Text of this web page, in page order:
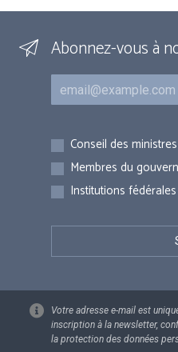
Abonnez-vous à
Courriel
Inscriptions
Conseil des ministres
Membres du
Institutions fédérales
Votre adresse e-mail est
inscription à la newsletter,
la protection des données